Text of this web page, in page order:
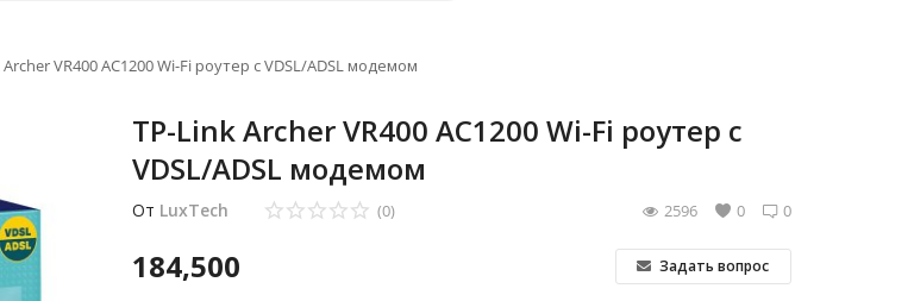
VR400 AC1200 Wi-Fi роутер с VDSL/ADSL модемом
TP-Link Archer VR400 AC1200 Wi-Fi роутер с
VDSL/ADSL модемом
От LuxTech 0
(0) 0
2596
184,500 Задать вопрос